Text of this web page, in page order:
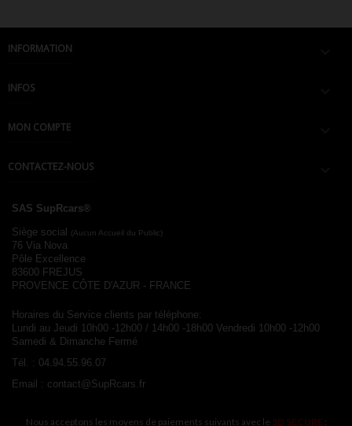
INFORMATION
INFOS
MON COMPTE
CONTACTEZ-NOUS
SAS SupRcars®
Siège social
(Aucun Accueil du Public)
76 Via Nova
Pôle Excellence
83600 FREJUS
PROVENCE CÔTE D'AZUR - FRANCE
Horaires du Service clients par téléphone:
Lundi au Jeudi 10h00 -12h00 / 14h00 -18h00 Vendredi 10h00 -12h00
Samedi & Dimanche Fermé
Tél. : 04.94.55.96.07
Email : contact@SupRcars.fr
Nous acceptons les moyens de paiements suivants avec le 3D SECURE :